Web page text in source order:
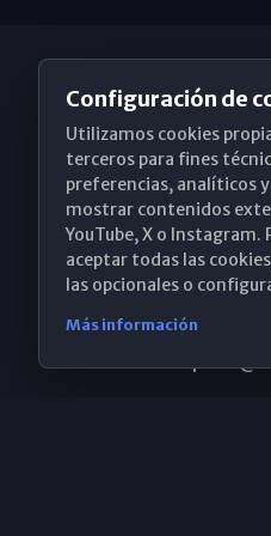
Obispado
Santa María,
(+34) 952
Configuración de
Utilizamos cookies
terceros para fines
preferencias, analíticos y
mostrar contenidos
YouTube, X o Instagram.
aceptar todas las
las opcionales o
Más información